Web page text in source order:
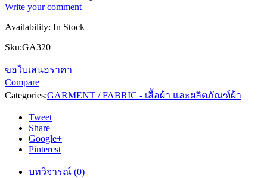
Write your comment
Availability: In Stock
Sku:GA320
ขอใบเสนอราคา
Compare
Categories:GARMENT / FABRIC - เสื้อผ้า และผลิตภัณฑ์ผ้า
Tweet
Share
Google+
Pinterest
บทวิจารณ์ (0)